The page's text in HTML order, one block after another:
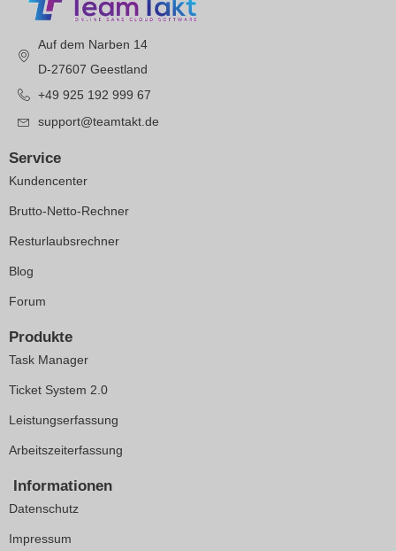
Auf dem Narben 14
D-27607 Geestland
+49 925 192 999 67
support@teamtakt.de
Service
Kundencenter
Brutto-Netto-Rechner
Resturlaubsrechner
Blog
Forum
Produkte
Task Manager
Ticket System 2.0
Leistungserfassung
Arbeitszeiterfassung
Informationen
Datenschutz
Impressum